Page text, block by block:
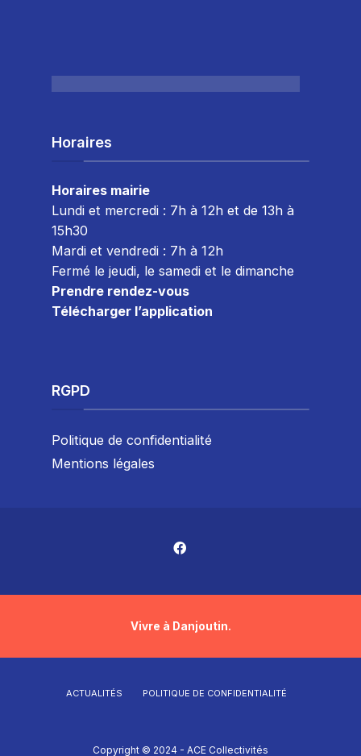
Horaires
Horaires mairie
Lundi et mercredi : 7h à 12h et de 13h à
15h30
Mardi et vendredi : 7h à 12h
Fermé le jeudi, le samedi et le dimanche
Prendre rendez-vous
Télécharger l’application
RGPD
Politique de confidentialité
Mentions légales
Vivre à Danjoutin.
ACTUALITÉS POLITIQUE DE CONFIDENTIALITÉ
Copyright © 2024 - ACE Collectivités